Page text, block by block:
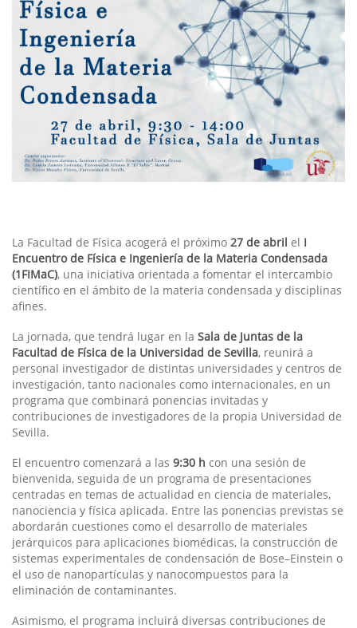
La Facultad de Física acogerá el próximo 27 de abril el I
Encuentro de Física e Ingeniería de la Materia Condensada
(1FIMaC), una iniciativa orientada a fomentar el intercambio
científico en el ámbito de la materia condensada y disciplinas
afines.
La jornada, que tendrá lugar en la Sala de Juntas de la
Facultad de Física de la Universidad de Sevilla, reunirá a
personal investigador de distintas universidades y centros de
investigación, tanto nacionales como internacionales, en un
programa que combinará ponencias invitadas y
contribuciones de investigadores de la propia Universidad de
Sevilla.
El encuentro comenzará a las 9:30 h con una sesión de
bienvenida, seguida de un programa de presentaciones
centradas en temas de actualidad en ciencia de materiales,
nanociencia y física aplicada. Entre las ponencias previstas se
abordarán cuestiones como el desarrollo de materiales
jerárquicos para aplicaciones biomédicas, la construcción de
sistemas experimentales de condensación de Bose–Einstein o
el uso de nanopartículas y nanocompuestos para la
eliminación de contaminantes.
Asimismo, el programa incluirá diversas contribuciones de